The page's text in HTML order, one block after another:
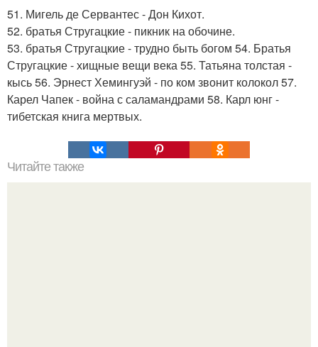
51. Мигель де Сервантес - Дон Кихот.
52. братья Стругацкие - пикник на обочине.
53. братья Стругацкие - трудно быть богом 54. Братья
Стругацкие - хищные вещи века 55. Татьяна толстая -
кысь 56. Эрнест Хемингуэй - по ком звонит колокол 57.
Карел Чапек - война с саламандрами 58. Карл юнг -
тибетская книга мертвых.
Читайте также